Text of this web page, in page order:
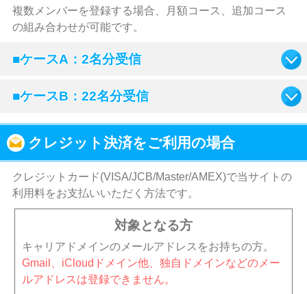
複数メンバーを登録する場合、月額コース、追加コース
の組み合わせが可能です。
■ケースA：2名分受信
■ケースB：22名分受信
クレジット決済をご利用の場合
クレジットカード(VISA/JCB/Master/AMEX)で当サイトの
利用料をお支払いいただく方法です。
対象となる方
キャリアドメインのメールアドレスをお持ちの方。
Gmail、iCloudドメイン他、独自ドメインなどのメー
ルアドレスは登録できません。